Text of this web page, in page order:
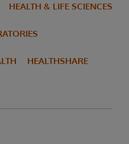
HEALTH & LIFE SCIENCES
HEALTHSHARE